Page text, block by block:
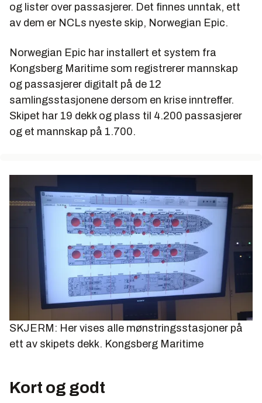
Norwegian Epic
Levering/dåp: 17. juni/2. juli 2010.
Lengde: 330 meter
Bredde: 41 meter
Passasjerlugarer: 2.114
Mannskap: 1.702
Mannskapslugarer: 1.404
og lister over passasjerer. Det finnes unntak, ett
av dem er NCLs nyeste skip, Norwegian Epic.
Norwegian Epic har installert et system fra
Kongsberg Maritime som registrerer mannskap
og passasjerer digitalt på de 12
samlingsstasjonene dersom en krise inntreffer.
Skipet har 19 dekk og plass til 4.200 passasjerer
og et mannskap på 1.700.
SKJERM: Her vises alle mønstringsstasjoner på
ett av skipets dekk. Kongsberg Maritime
Kort og godt